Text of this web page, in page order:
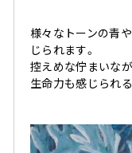
様々なトーンの青
じられます。
控えめな佇まいな
生命力も感じられ